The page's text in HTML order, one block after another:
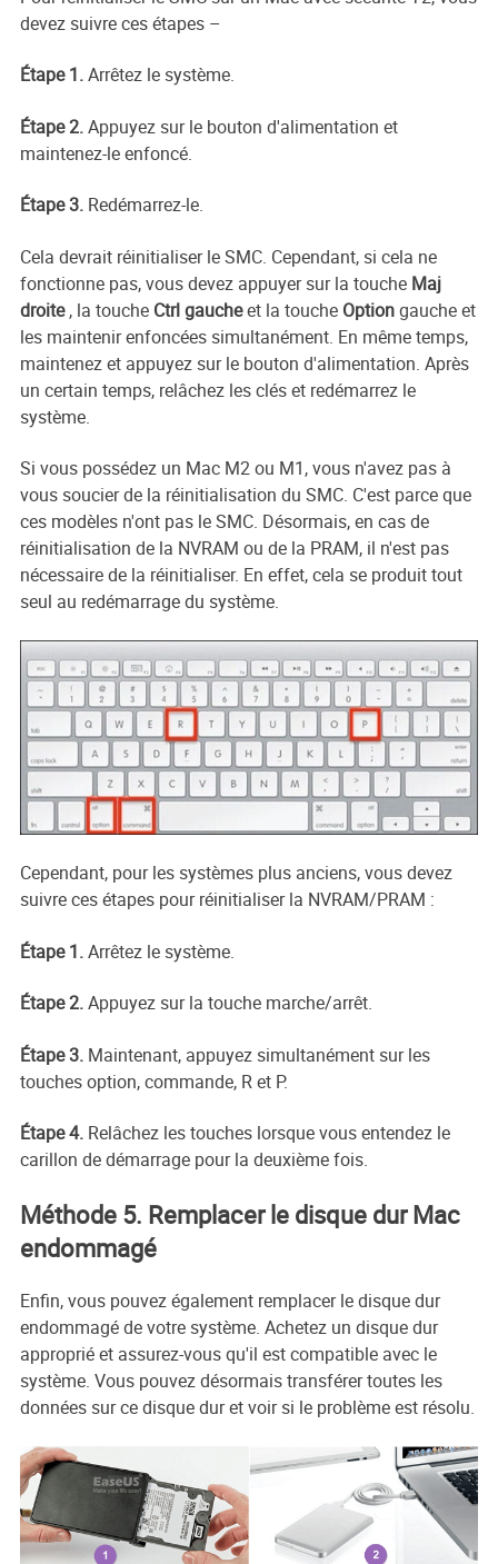
devez suivre ces étapes –
Étape 1.Arrêtez le système.
Étape 2.Appuyez sur le bouton d'alimentation et
maintenez-le enfoncé.
Étape 3.Redémarrez-le.
Cela devrait réinitialiser le SMC. Cependant, si cela ne
fonctionne pas, vous devez appuyer sur la touche Maj
droite, la touche Ctrl gaucheet la touche Optiongauche et
les maintenir enfoncées simultanément. En même temps,
maintenez et appuyez sur le bouton d'alimentation. Après
un certain temps, relâchez les clés et redémarrez le
système.
Si vous possédez un Mac M2 ou M1, vous n'avez pas à
vous soucier de la réinitialisation du SMC. C'est parce que
ces modèles n'ont pas le SMC. Désormais, en cas de
réinitialisation de la NVRAM ou de la PRAM, il n'est pas
nécessaire de la réinitialiser. En effet, cela se produit tout
seul au redémarrage du système.
Cependant, pour les systèmes plus anciens, vous devez
suivre ces étapes pour réinitialiser la NVRAM/PRAM :
Étape 1.Arrêtez le système.
Étape 2.Appuyez sur la touche marche/arrêt.
Étape 3.Maintenant, appuyez simultanément sur les
touches option, commande, R et P.
Étape 4.Relâchez les touches lorsque vous entendez le
carillon de démarrage pour la deuxième fois.
Méthode 5. Remplacer le disque dur Mac
endommagé
Enfin, vous pouvez également remplacer le disque dur
endommagé de votre système. Achetez un disque dur
approprié et assurez-vous qu'il est compatible avec le
système. Vous pouvez désormais transférer toutes les
données sur ce disque dur et voir si le problème est résolu.